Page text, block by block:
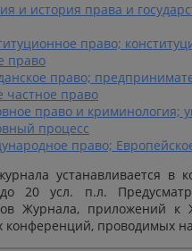
и история права и
право;
право
право;
частное право
право и криминология;
процесс
право;
устанавливается
20 усл. п.л.
Журнала, приложений
проводимых